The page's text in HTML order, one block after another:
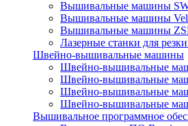
Вышивальные машины
Вышивальные машины
Вышивальные машины
Лазерные станки для
Швейно-вышивальные машины
Швейно-вышивальные
Швейно-вышивальные
Швейно-вышивальные
Швейно-вышивальные
Вышивальное программное